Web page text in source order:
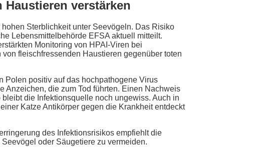
verstärken
Sterblichkeit unter Seevögeln. Das Risiko
Lebensmittelbehörde EFSA aktuell mitteilt.
Monitoring von HPAI-Viren bei
fleischfressenden Haustieren gegenüber toten
Polen positiv auf das hochpathogene Virus
Anzeichen, die zum Tod führten. Einen Nachweis
die Infektionsquelle noch ungewiss. Auch in
Katze Antikörper gegen die Krankheit entdeckt
des Infektionsrisikos empfiehlt die
oder Säugetiere zu vermeiden.